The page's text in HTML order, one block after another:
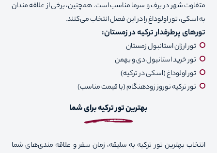
متفاوت شهر در برف و سرما مناسب است. همچنین، برخی از علاقه مندان
به اسکی، تور اولوداغ را در این فصل انتخاب می‌کنند.
تورهای پرطرفدار ترکیه در زمستان:
تور ارزان استانبول زمستان
تور خرید استانبول دی و بهمن
تور اولوداغ (اسکی در ترکیه)
تور ترکیه نوروز زودهنگام (با قیمت مناسب)
بهترین تور ترکیه برای شما
انتخاب بهترین تور ترکیه به سلیقه، زمان سفر و علاقه مندی‌های شما